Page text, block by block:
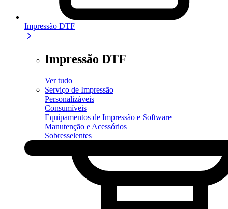
Impressão DTF
Impressão DTF
Ver tudo
Serviço de Impressão
Personalizáveis
Consumíveis
Equipamentos de Impressão e Software
Manutenção e Acessórios
Sobresselentes